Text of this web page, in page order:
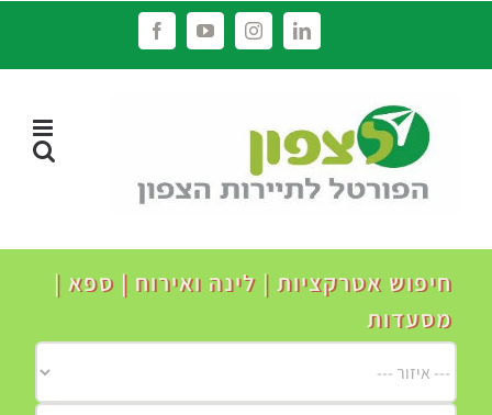
LinkedIn
Instagram
YouTube
Facebook
חיפוש אטרקציות | לינה ואירוח | ספא |
מסעדות